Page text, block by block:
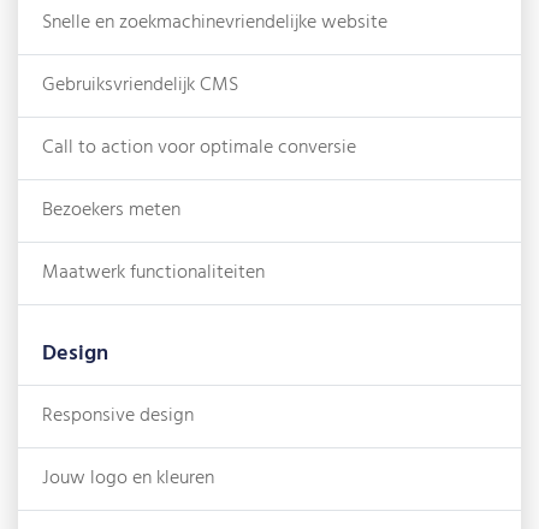
Snelle en zoekmachinevriendelijke website
Gebruiksvriendelijk CMS
Call to action voor optimale conversie
Bezoekers meten
Maatwerk functionaliteiten
Design
Responsive design
Jouw logo en kleuren